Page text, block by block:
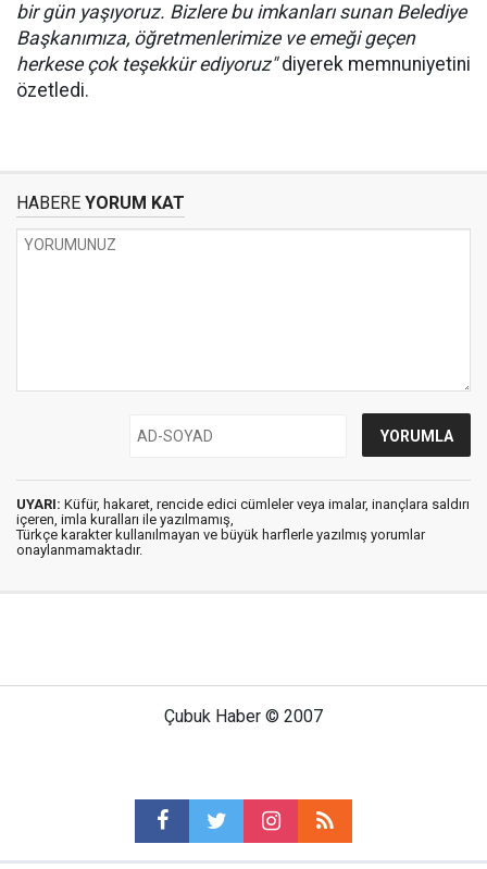
bir gün yaşıyoruz. Bizlere bu imkanları sunan Belediye
Başkanımıza, öğretmenlerimize ve emeği geçen
herkese çok teşekkür ediyoruz"diyerek memnuniyetini
özetledi.
HABERE YORUM KAT
UYARI: Küfür, hakaret, rencide edici cümleler veya imalar, inançlara saldırı
içeren, imla kuralları ile yazılmamış,
Türkçe karakter kullanılmayan ve büyük harflerle yazılmış yorumlar
onaylanmamaktadır.
Çubuk Haber © 2007